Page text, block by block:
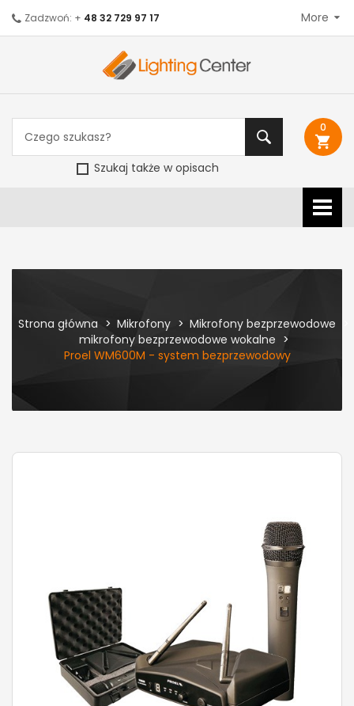
Szukaj także w opisach
0
shopping_cart
Zadzwoń: + 48 32 729 97 17 More
Strona główna Mikrofony
Mikrofony bezprzewodowe
mikrofony bezprzewodowe wokalne
Proel WM600M - system bezprzewodowy